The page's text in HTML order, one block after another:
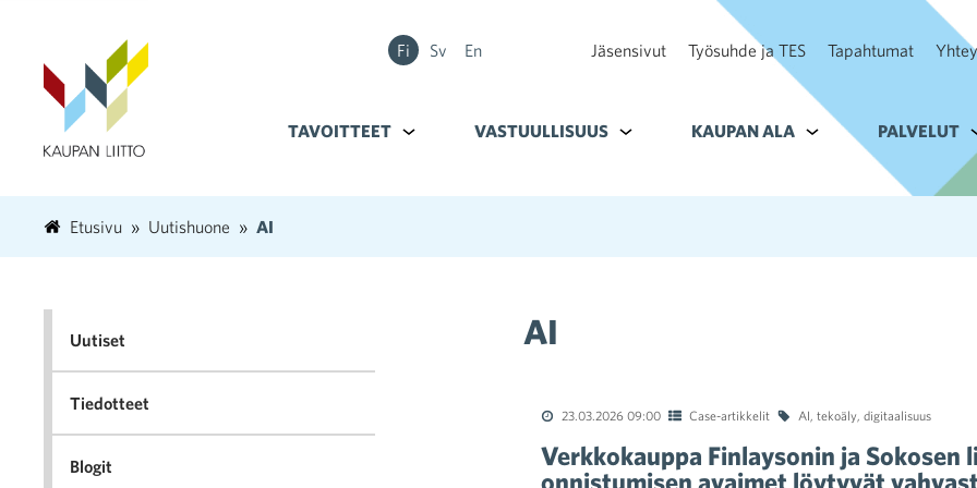
Fi Sv En Jäsensivut Työsuhde ja TES Tapahtumat
TAVOITTEET Alavalikko kohteelle Tavoitteet
VASTUULLISUUS Alavalikko kohteelle Vastuullisuus
KAUPAN ALA Alavalikko kohteelle
PALVELUT
Etusivu Uutishuone AI
AI
23.03.2026 09:00 Case-artikkelit AI, tekoäly, digitaalisuus
Verkkokauppa Finlaysonin ja Sokosen
onnistumisen avaimet löytyvät
Uutiset
Tiedotteet
Blogit